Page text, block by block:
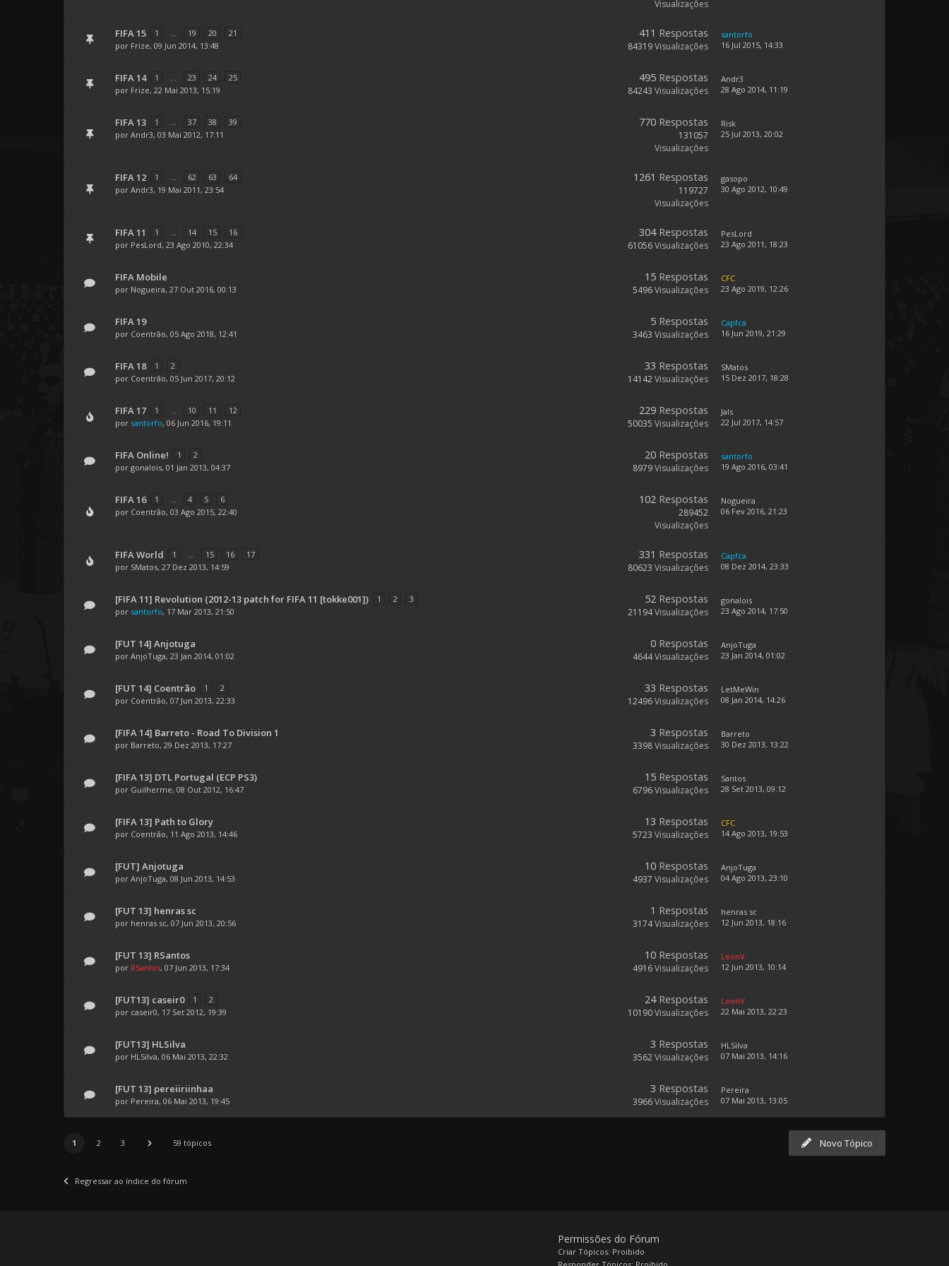
Visualizações
FIFA 15 1 ... 19 20
21
por Frize, 09 Jun 2014, 13:48
411 Respostas
84319Visualizações
santorfo
16 Jul 2015, 14:33
FIFA 14 1 ... 23 24
25
por Frize, 22 Mai 2013, 15:19
495 Respostas
84243 Visualizações
Andr3
28 Ago 2014, 11:19
FIFA 13 1 ... 37 38
39
por Andr3, 03 Mai 2012, 17:11
770 Respostas
131057
Visualizações
Risk
25 Jul 2013, 20:02
FIFA 12 1 ... 62 63
64
por Andr3, 19 Mai 2011, 23:54
1261 Respostas
119727
Visualizações
gasopo
30 Ago 2012, 10:49
FIFA 11 1 ... 14 15
16
por PesLord, 23 Ago 2010, 22:34
304 Respostas
61056Visualizações
PesLord
23 Ago 2011, 18:23
FIFA Mobile
por Nogueira, 27 Out 2016, 00:13
15 Respostas
5496Visualizações
CFC
23 Ago 2019, 12:26
FIFA 19
por Coentrão, 05 Ago 2018, 12:41
5 Respostas
3463 Visualizações
Capfca
16 Jun 2019, 21:29
FIFA 18 1
2
por Coentrão, 05 Jun 2017, 20:12
33 Respostas
14142Visualizações
SMatos
15 Dez 2017, 18:28
FIFA 17 1 ... 10 11
12
por santorfo, 06 Jun 2016, 19:11
229 Respostas
50035 Visualizações
Jals
22 Jul 2017, 14:57
FIFA Online! 1
2
por gonalois, 01 Jan 2013, 04:37
20 Respostas
8979Visualizações
santorfo
19 Ago 2016, 03:41
FIFA 16 1 ... 4 5
6
por Coentrão, 03 Ago 2015, 22:40
102 Respostas
289452
Visualizações
Nogueira
06 Fev 2016, 21:23
FIFA World 1 ... 15 16
17
por SMatos, 27 Dez 2013, 14:59
331 Respostas
80623 Visualizações
Capfca
08 Dez 2014, 23:33
[FIFA 11] Revolution (2012-13 patch for FIFA 11 [tokke001]) 1 2
3
por santorfo, 17 Mar 2013, 21:50
52 Respostas
21194Visualizações
gonalois
23 Ago 2014, 17:50
[FUT 14] Anjotuga
por AnjoTuga, 23 Jan 2014, 01:02
0 Respostas
4644Visualizações
AnjoTuga
23 Jan 2014, 01:02
[FUT 14] Coentrão 1
2
por Coentrão, 07 Jun 2013, 22:33
33 Respostas
12496Visualizações
LetMeWin
08 Jan 2014, 14:26
[FIFA 14] Barreto - Road To Division 1
por Barreto, 29 Dez 2013, 17:27
3 Respostas
3398Visualizações
Barreto
30 Dez 2013, 13:22
[FIFA 13] DTL Portugal (ECP PS3)
por Guilherme, 08 Out 2012, 16:47
15 Respostas
6796Visualizações
Santos
28 Set 2013, 09:12
[FIFA 13] Path to Glory
por Coentrão, 11 Ago 2013, 14:46
13 Respostas
5723 Visualizações
CFC
14 Ago 2013, 19:53
[FUT] Anjotuga
por AnjoTuga, 08 Jun 2013, 14:53
10 Respostas
4937 Visualizações
AnjoTuga
04 Ago 2013, 23:10
[FUT 13] henras sc
por henras sc, 07 Jun 2013, 20:56
1 Respostas
3174Visualizações
henras sc
12 Jun 2013, 18:16
[FUT 13] RSantos
por RSantos, 07 Jun 2013, 17:34
10 Respostas
4916Visualizações
LeonV
12 Jun 2013, 10:14
[FUT13] caseir0 1
2
por caseir0, 17 Set 2012, 19:39
24 Respostas
10190Visualizações
LeonV
22 Mai 2013, 22:23
[FUT13] HLSilva
por HLSilva, 06 Mai 2013, 22:32
3 Respostas
3562Visualizações
HLSilva
07 Mai 2013, 14:16
[FUT 13] pereiiriinhaa
por Pereira, 06 Mai 2013, 19:45
3 Respostas
3966Visualizações
Pereira
07 Mai 2013, 13:05
Novo Tópico
1 2 3 59 tópicos
Regressar ao índice do fórum
Permissões do Fórum
Criar Tópicos: Proibido